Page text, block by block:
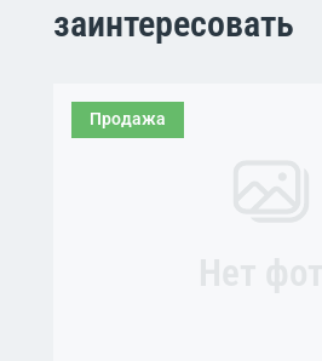
заинтересовать
Продажа